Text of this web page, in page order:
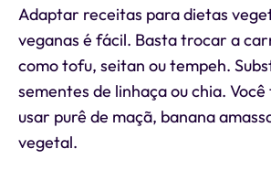
Adaptar receitas para dietas
veganas é fácil. Basta trocar a
como tofu, seitan ou tempeh.
sementes de linhaça ou chia.
usar purê de maçã, banana
vegetal.